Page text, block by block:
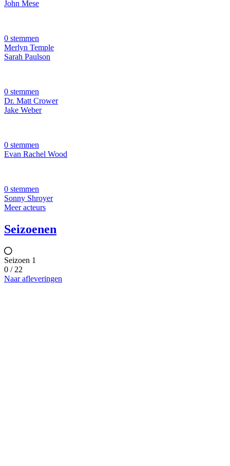
John Mese
0 stemmen
Merlyn Temple
Sarah Paulson
0 stemmen
Dr. Matt Crower
Jake Weber
0 stemmen
Evan Rachel Wood
0 stemmen
Sonny Shroyer
Meer acteurs
Seizoenen
Seizoen 1
0 / 22
Naar afleveringen